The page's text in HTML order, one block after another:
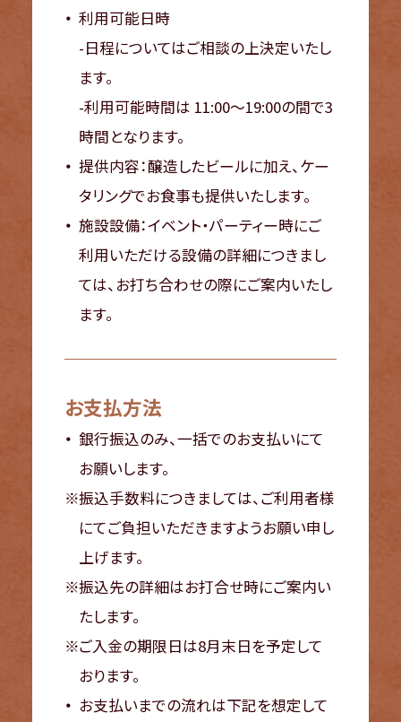
利用可能日時
-日程についてはご相談の上決定いたし
ます。
-利用可能時間は 11:00～19:00の間で3
時間となります。
提供内容：醸造したビールに加え、ケー
タリングでお食事も提供いたします。
施設設備：イベント・パーティー時にご
利用いただける設備の詳細につきまし
ては、お打ち合わせの際にご案内いたし
ます。
お支払方法
銀行振込のみ、一括でのお支払いにて
お願いします。
振込手数料につきましては、ご利用者様
にてご負担いただきますようお願い申し
上げます。
振込先の詳細はお打合せ時にご案内い
たします。
ご入金の期限日は8月末日を予定して
おります。
お支払いまでの流れは下記を想定して